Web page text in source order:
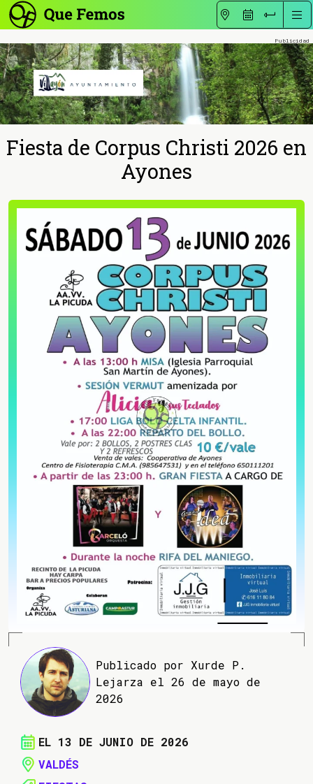
Fiesta de Corpus Christi 2026 en
Ayones
Publicado por Xurde P.
Lejarza el 26 de mayo de
2026
EL 13 DE JUNIO DE 2026
VALDÉS